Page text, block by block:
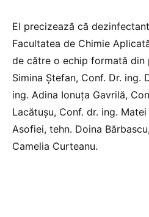
El precizează că
Facultatea de Chimie
de către o echip formată din
Simina Ştefan, Conf. Dr. ing.
ing. Adina Ionuța Gavrilă,
Lacătuşu, Conf. dr. ing.
Asofiei, tehn. Doina
Camelia Curteanu.